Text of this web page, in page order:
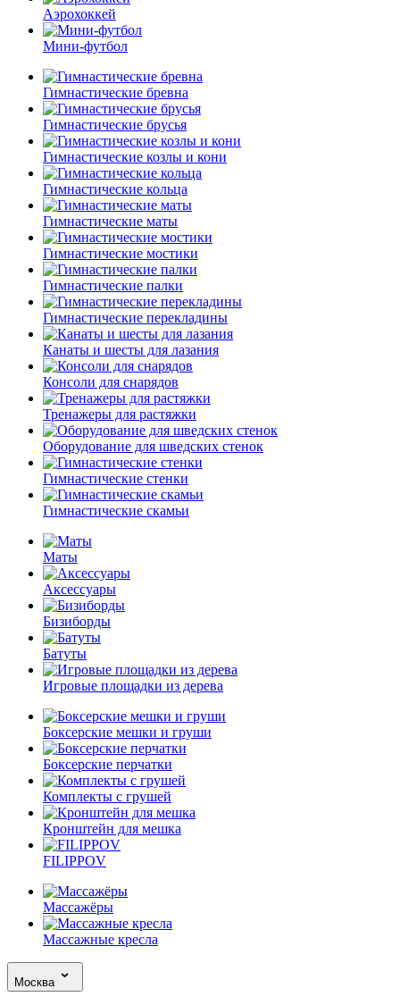
Аэрохоккей
Мини-футбол
Гимнастические бревна
Гимнастические брусья
Гимнастические козлы и кони
Гимнастические кольца
Гимнастические маты
Гимнастические мостики
Гимнастические палки
Гимнастические перекладины
Канаты и шесты для лазания
Консоли для снарядов
Тренажеры для растяжки
Оборудование для шведских стенок
Гимнастические стенки
Гимнастические скамьи
Маты
Аксессуары
Бизиборды
Батуты
Игровые площадки из дерева
Боксерские мешки и груши
Боксерские перчатки
Комплекты с грушей
Кронштейн для мешка
FILIPPOV
Массажёры
Массажные кресла
Москва